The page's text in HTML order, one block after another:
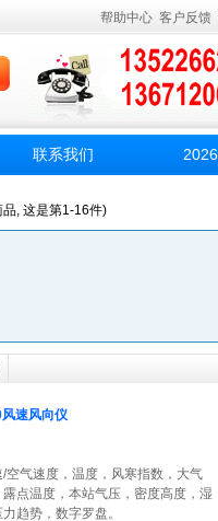
帮助中心 客户反馈
联系我们
, 这是第1-16件)
速风向仪
气速度，温度，风寒指数，大气
点温度，本站气压，密度高度，湿
趋势，数字罗盘。